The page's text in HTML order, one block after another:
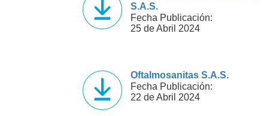
S.A.S.
Fecha Publicación:
25 de Abril 2024
Oftalmosanitas S.A.S.
Fecha Publicación:
22 de Abril 2024